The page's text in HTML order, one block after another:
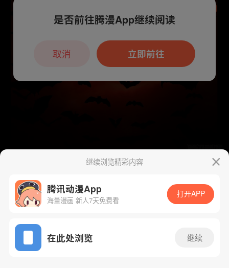
App免费看
下一话 腾漫App免费看
继续浏览精彩内容
腾讯动漫App
海量漫画 新人7天免费看
打开APP
在此处浏览 继续
本章节仅支持App阅读，可打开App新用
户7天免费看
是否前往腾漫App继续阅读
立即前往
取消